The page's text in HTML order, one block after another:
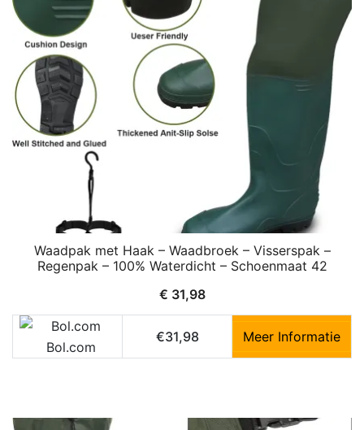
Waadpak met Haak – Waadbroek – Visserspak –
Regenpak – 100% Waterdicht – Schoenmaat 42
€ 31,98
Bol.com
€31,98 Meer Informatie